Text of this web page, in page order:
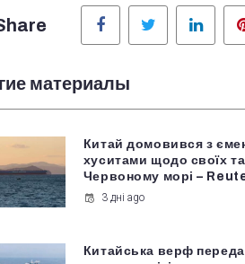
Facebook Twitter
материалы
Китай домовився з
хуситами щодо своїх
Червоному морі –
3 дні ago
Китайська верф